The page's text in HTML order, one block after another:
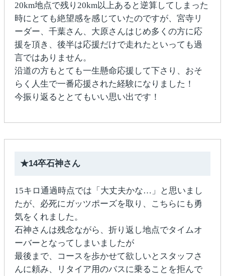
20km地点で残り20km以上あると逆算してしまった
時にとても絶望感を感じていたのですが、宮寺リ
ーダー、千葉さん、大原さんはじめ多くの方に応
援を頂き、後半は応援だけで走れたといっても過
言ではありません。
沿道の方もとても一生懸命応援して下さり、おそ
らく人生で一番応援された経験になりました！
今振り返るととてもいい思い出です！
★14卒石神さん
15キロ通過時点では「大丈夫かな…」と思いまし
たが、必死にガッツポーズを取り、こちらにも勇
気をくれました。
石神さんは残念ながら、折り返し地点でタイムオ
ーバーとなってしまいましたが
最後まで、コースを歩かせて欲しいとスタッフさ
んに頼み、リタイア用のバスに乗ることを拒んで